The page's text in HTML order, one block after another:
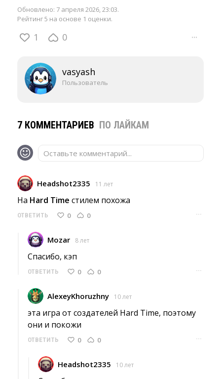
Обновлено: 7 апреля 2026, 23:03.
Рейтинг 5 на основе 1 оценки.
1 0 ···
vasyash
Пользователь
7 КОММЕНТАРИЕВ ПО ЛАЙКАМ
Оставьте комментарий...
Headshot2335 11 лет
На Hard Time стилем похожа
ОТВЕТИТЬ 0 0 ···
Mozar 8 лет
Спасибо, кэп
ОТВЕТИТЬ 0 0 ···
AlexeyKhoruzhny 10 лет
эта игра от создателей Hard Time, поэтому
они и покожи
ОТВЕТИТЬ 0 0 ···
Headshot2335 10 лет